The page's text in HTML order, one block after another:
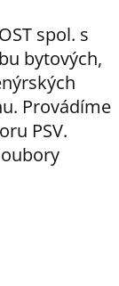
spol. s
bytových,
​Provádíme
PSV.